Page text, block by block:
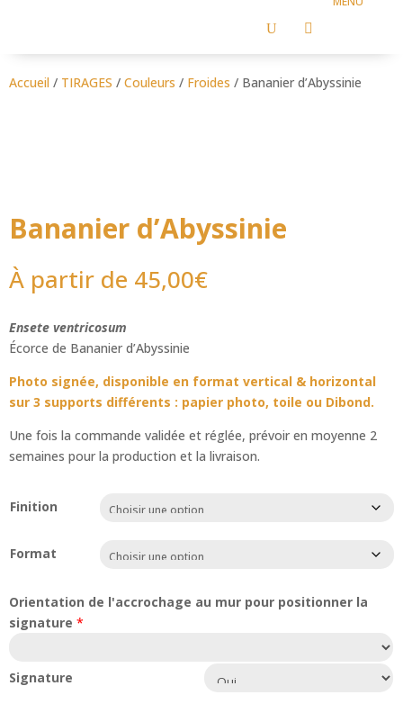
U 
Accueil / TIRAGES / Couleurs / Froides / Bananier d’Abyssinie
Bananier d’Abyssinie
À partir de 45,00€
Ensete ventricosum
Écorce de Bananier d’Abyssinie
Photo signée, disponible en format vertical & horizontal
sur 3 supports différents : papier photo, toile ou Dibond.
Une fois la commande validée et réglée, prévoir en moyenne 2
semaines pour la production et la livraison.
Finition
Format
Orientation de l'accrochage au mur pour positionner la
signature *
Signature